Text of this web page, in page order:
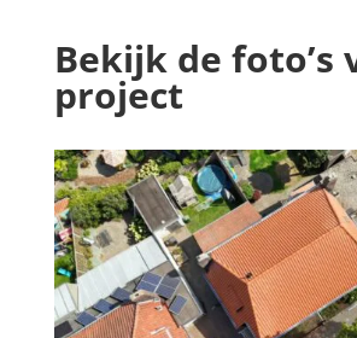
Bekijk de foto’s
project